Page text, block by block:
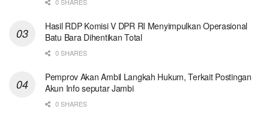
0 SHARES
Hasil RDP Komisi V DPR RI Menyimpulkan Operasional
Batu Bara Dihentikan Total
0 SHARES
Pemprov Akan Ambil Langkah Hukum, Terkait Postingan
Akun Info seputar Jambi
0 SHARES